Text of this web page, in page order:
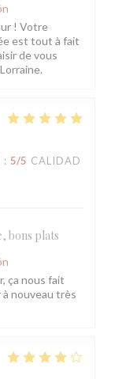
! Votre
est tout à fait
de vous
: 5/5 CALIDAD
bons plats
ça nous fait
nouveau très